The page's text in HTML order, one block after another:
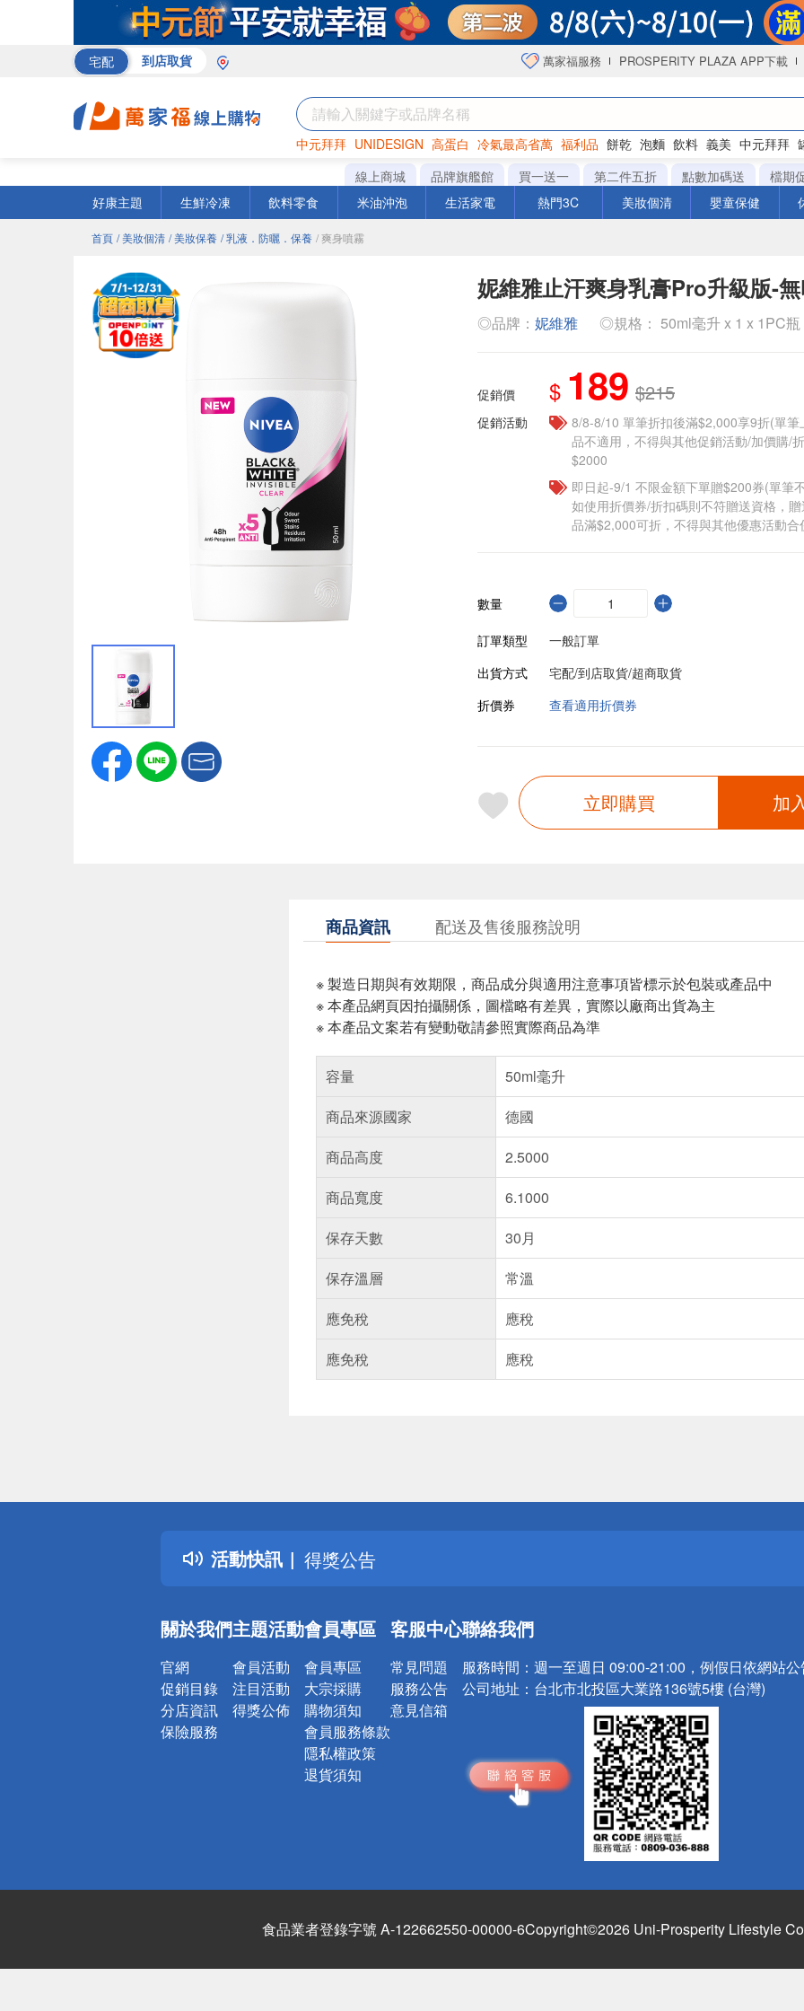
宅配 到店取貨 萬家福服務 PROSPERITY PLAZA APP下載
中元拜拜 UNIDESIGN 高蛋白 冷氣最高省萬 福利品 餅乾 泡麵 飲料 義美 中元拜拜
巧克力 衛生紙 咖啡
線上商城 品牌旗艦館 買一送一 第二件五折 點數加碼送
檔期
好康主題
生鮮冷凍 飲料零食 米油沖泡 生活家電 熱門3C 美妝個清 嬰童保健
首頁 / 美妝個清 / 美妝保養 / 乳液．防曬．保養 / 爽身噴霧
妮維雅止汗爽身乳膏Pro升級版-
◎品牌： 妮維雅 ◎規格： 50ml毫升 x 1 x 1PC瓶
促銷價 $ 189 $215
促銷活動
8/8-8/10 單筆折扣後滿$2,000享9折(單
品不適用，不得與其他促銷活動/加價購/
$2000
即日起-9/1 不限金額下單贈$200券(單筆
如使用折價券/折扣碼則不符贈送資格，
品滿$2,000可折，不得與其他優惠活動合
數量
訂單類型
一般訂單
出貨方式
宅配/到店取貨/超商取貨
折價券
查看適用折價券
立即購買 加
商品資訊 配送及售後服務說明
※ 製造日期與有效期限，商品成分與適用注意事項皆標示於包裝或產品中
※ 本產品網頁因拍攝關係，圖檔略有差異，實際以廠商出貨為主
※ 本產品文案若有變動敬請參照實際商品為準
容量
50ml毫升
商品來源國家
德國
商品高度
2.5000
商品寬度
6.1000
保存天數
30月
保存溫層
常溫
應免稅
應稅
應免稅
應稅
活動快訊
詐騙網頁！請小心！
得獎公告
熱門話題
銀行優惠
詐騙網頁！請小心！
關於我們
官網
促銷目錄
分店資訊
保險服務
主題活動
會員活動
注目活動
得獎公佈
會員專區
會員專區
大宗採購
購物須知
會員服務條款
隱私權政策
退貨須知
客服中心
常見問題
服務公告
意見信箱
聯絡我們
服務時間： 週一至週日 09:00-21:00，例假日依網站
公司地址： 台北市北投區大業路136號5樓 (台灣)
食品業者登錄字號 A-122662550-00000-6Copyright©2026 Uni-Prosperity Lifestyle